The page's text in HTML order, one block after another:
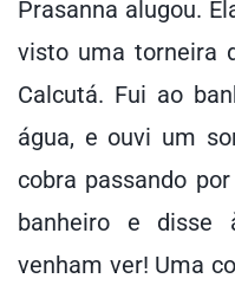
Prasanna alugou.
visto uma torneira
Calcutá. Fui ao
água, e ouvi um
cobra passando
banheiro e disse
venham ver! Uma